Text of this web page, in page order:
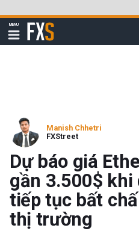
qua
đi
MENU
Hiển
thị
FXStreet
Manish Chhetri
FXStreet
Dự báo giá
gần 3.500$ khi
tiếp tục bất
thị trường